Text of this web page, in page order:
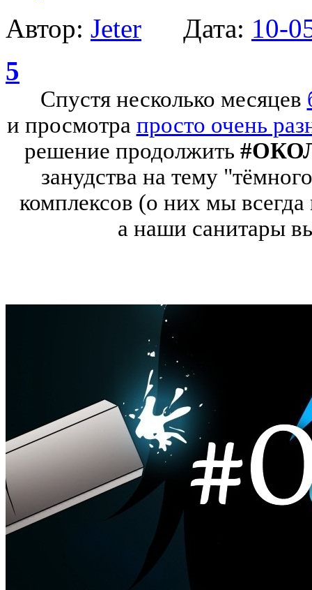
Автор: Jeter Дата: 10-
5
Спустя несколько месяцев
и просмотра просто очень
решение продолжить
занудства на тему
комплексов (о них мы
а наши санитары